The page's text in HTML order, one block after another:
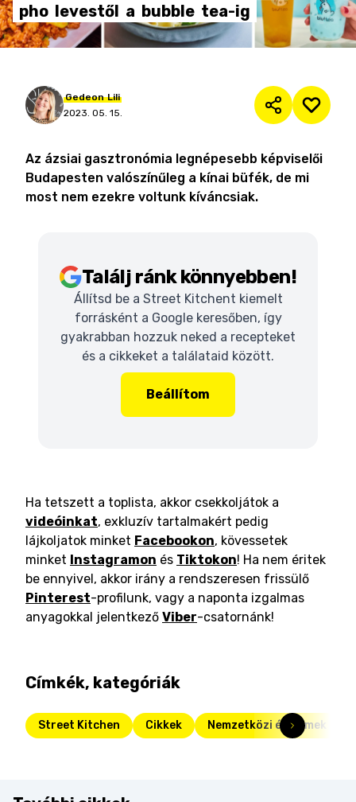
pho levestől a bubble tea-ig
Gedeon Lili
2023. 05. 15.
Az ázsiai gasztronómia legnépesebb képviselői
Budapesten valószínűleg a kínai büfék, de mi
most nem ezekre voltunk kíváncsiak.
Találj ránk könnyebben!
Állítsd be a Street Kitchent kiemelt
forrásként a Google keresőben, így
gyakrabban hozzuk neked a recepteket
és a cikkeket a találataid között.
Beállítom
Ha tetszett a toplista, akkor csekkoljátok a
videóinkat, exkluzív tartalmakért pedig
lájkoljatok minket Facebookon, kövessetek
minket Instagramon és Tiktokon! Ha nem éritek
be ennyivel, akkor irány a rendszeresen frissülő
Pinterest-profilunk, vagy a naponta izgalmas
anyagokkal jelentkező Viber-csatornánk!
Címkék, kategóriák
Street Kitchen Cikkek Nemzetközi éttermek